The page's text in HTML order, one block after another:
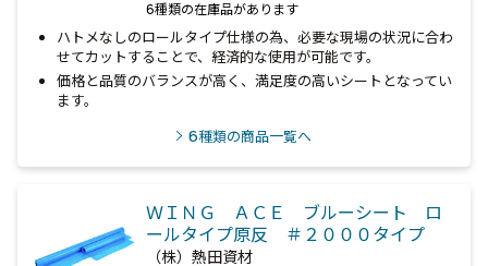
6種類の在庫品があります
ハトメなしのロールタイプ仕様の為、必要な現場の状況に合わ
せてカットすることで、経済的な使用が可能です。
価格と品質のバランスが高く、満足度の高いシートとなってい
ます。
6種類の商品一覧へ
ＷＩＮＧ ＡＣＥ ブルーシート ロ
ールタイプ原反 ＃２０００タイプ
（株）熱田資材